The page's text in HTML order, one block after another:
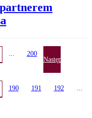
... 200
Następna
190 191 192 ...